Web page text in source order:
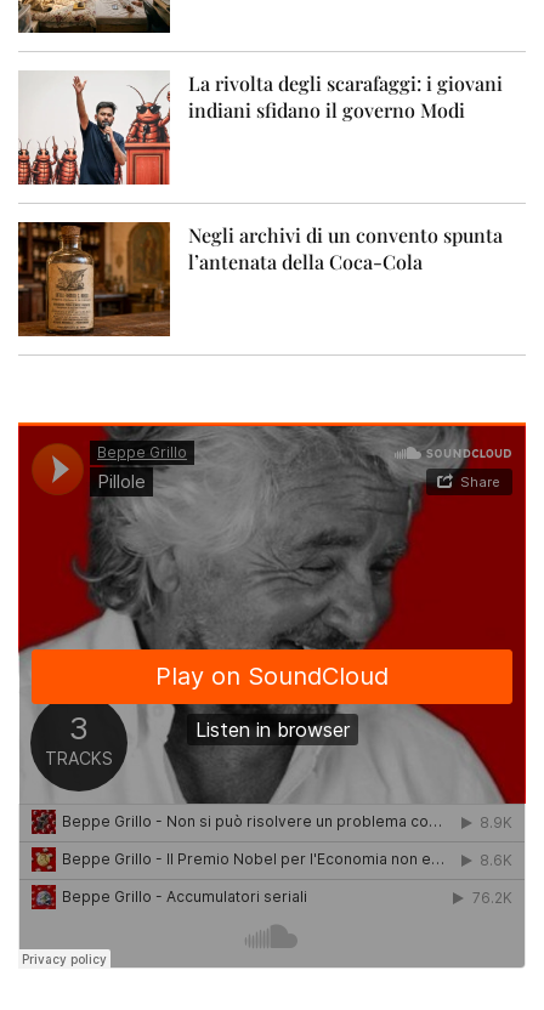
La rivolta degli scarafaggi: i giovani
indiani sfidano il governo Modi
Negli archivi di un convento spunta
l’antenata della Coca-Cola